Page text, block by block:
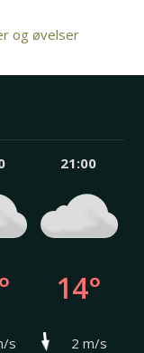
og øvelser
s
21:00
14°
2 m/s